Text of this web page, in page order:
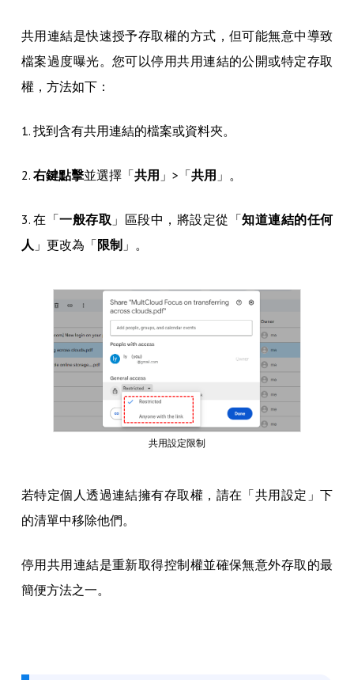
共用連結是快速授予存取權的方式，但可能無意中導致
檔案過度曝光。您可以停用共用連結的公開或特定存取
權，方法如下：
1. 找到含有共用連結的檔案或資料夾。
2. 右鍵點擊並選擇「共用 」>「共用 」。
3. 在「一般存取 」區段中，將設定從「知道連結的任何
人 」更改為「限制 」。
共用設定限制
若特定個人透過連結擁有存取權，請在「共用設定」下
的清單中移除他們。
停用共用連結是重新取得控制權並確保無意外存取的最
簡便方法之一。